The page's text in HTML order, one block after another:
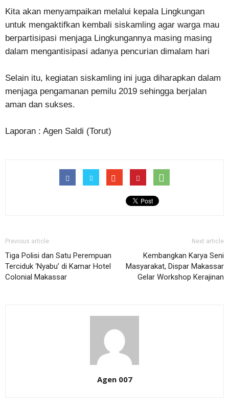
Kita akan menyampaikan melalui kepala Lingkungan
untuk mengaktifkan kembali siskamling agar warga mau
berpartisipasi menjaga Lingkungannya masing masing
dalam mengantisipasi adanya pencurian dimalam hari
Selain itu, kegiatan siskamling ini juga diharapkan dalam
menjaga pengamanan pemilu 2019 sehingga berjalan
aman dan sukses.
Laporan : Agen Saldi (Torut)
Previous article
Tiga Polisi dan Satu Perempuan
Terciduk ‘Nyabu’ di Kamar Hotel
Colonial Makassar
Next article
Kembangkan Karya Seni
Masyarakat, Dispar Makassar
Gelar Workshop Kerajinan
Agen 007